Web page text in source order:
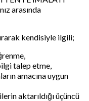
arasında
kendisiyle ilgili;
talep etme,
amacına uygun
aktarıldığı üçüncü